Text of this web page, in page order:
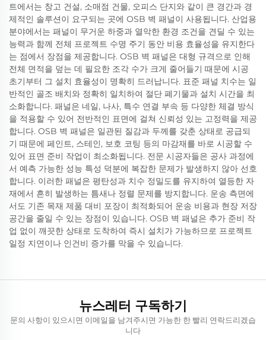
트에서는 창고 건설, 소매점 건물, 오피스 단지와 같이 큰 경간과 경
제적인 솔루션이 요구되는 곳에 OSB 벽 패널이 사용됩니다. 산업용
분야에서는 패널이 무거운 하중과 열악한 환경 조건을 견딜 수 있는
능력과 함께 전체 프로젝트 수명 주기 동안 비용 효율성을 유지한다
는 점에서 장점을 제공합니다. OSB 벽 패널은 대형 규격으로 인해
전체 면적을 덮는 데 필요한 조각 수가 크게 줄어들기 때문에 시공
초기부터 그 설치 효율성이 명확히 드러납니다. 표준 패널 치수는 일
반적인 골조 배치와 정확히 일치하여 절단 폐기물과 설치 시간을 최
소화합니다. 패널은 네일, 나사, 특수 연결 부속 등 다양한 체결 방식
을 적용할 수 있어 전반적인 표면에 걸쳐 신뢰성 있는 고정력을 제공
합니다. OSB 벽 패널은 일관된 질감과 두께를 갖춘 상태로 공급되
기 때문에 페인트, 스테인, 보호 코팅 등의 마감재를 바로 시공할 수
있어 표면 준비 작업이 최소화됩니다. 전문 시공자들은 공사 과정에
서 예측 가능한 성능 특성 덕분에 복잡한 문제가 발생하지 않아 선호
합니다. 이러한 패널은 평탄성과 치수 정밀도를 유지하여 열등한 자
재에서 흔히 발생하는 틈새나 정렬 문제를 방지합니다. 운송 측면에
서도 기존 목재 제품 대비 포장이 최적화되어 운송 비용과 현장 저장
공간을 줄일 수 있는 장점이 있습니다. OSB 벽 패널은 추가 준비 작
업 없이 깨끗한 상태로 도착하여 즉시 설치가 가능하므로 프로젝트
일정 지연이나 인건비 증가를 막을 수 있습니다.
뉴스레터 구독하기
문의 사항이 있으시면 이메일을 남겨주시면 가능한 한 빨리 연락드리겠습
니다